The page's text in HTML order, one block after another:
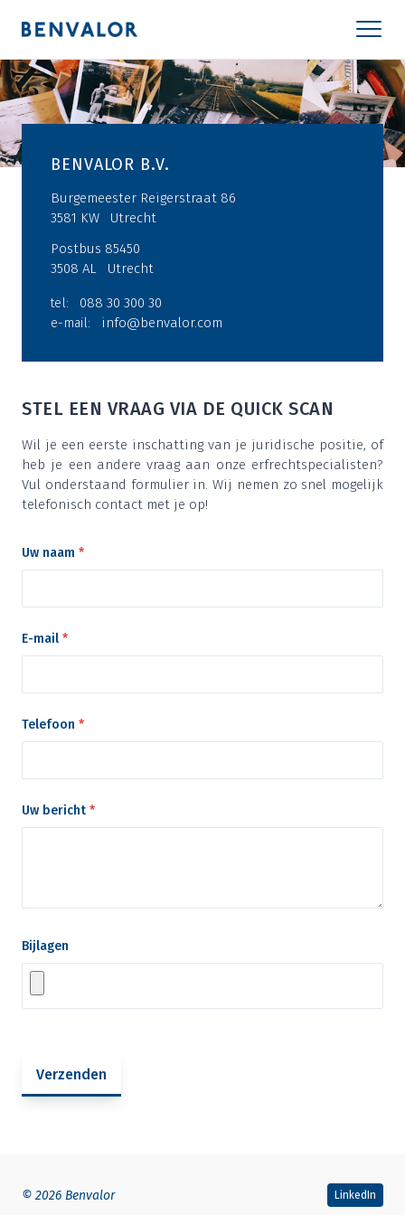
BENVALOR B.V.
Burgemeester Reigerstraat 86
3581 KW
Utrecht
Postbus 85450
3508 AL
Utrecht
tel: 088 30 300 30
e-mail: info@benvalor.com
STEL EEN VRAAG VIA DE QUICK SCAN
Wil je een eer­ste inschat­ting van je juri­di­sche posi­tie, of
heb je een ande­re vraag aan onze erf­recht­spe­ci­a­lis­ten?
Vul onder­staand for­mu­lier in. Wij nemen zo snel moge­lijk
tele­fo­nisch con­tact met je op!
Uw naam *
E-mail *
Telefoon *
Uw bericht *
Bijlagen
Verzenden
© 2026 Benvalor LinkedIn